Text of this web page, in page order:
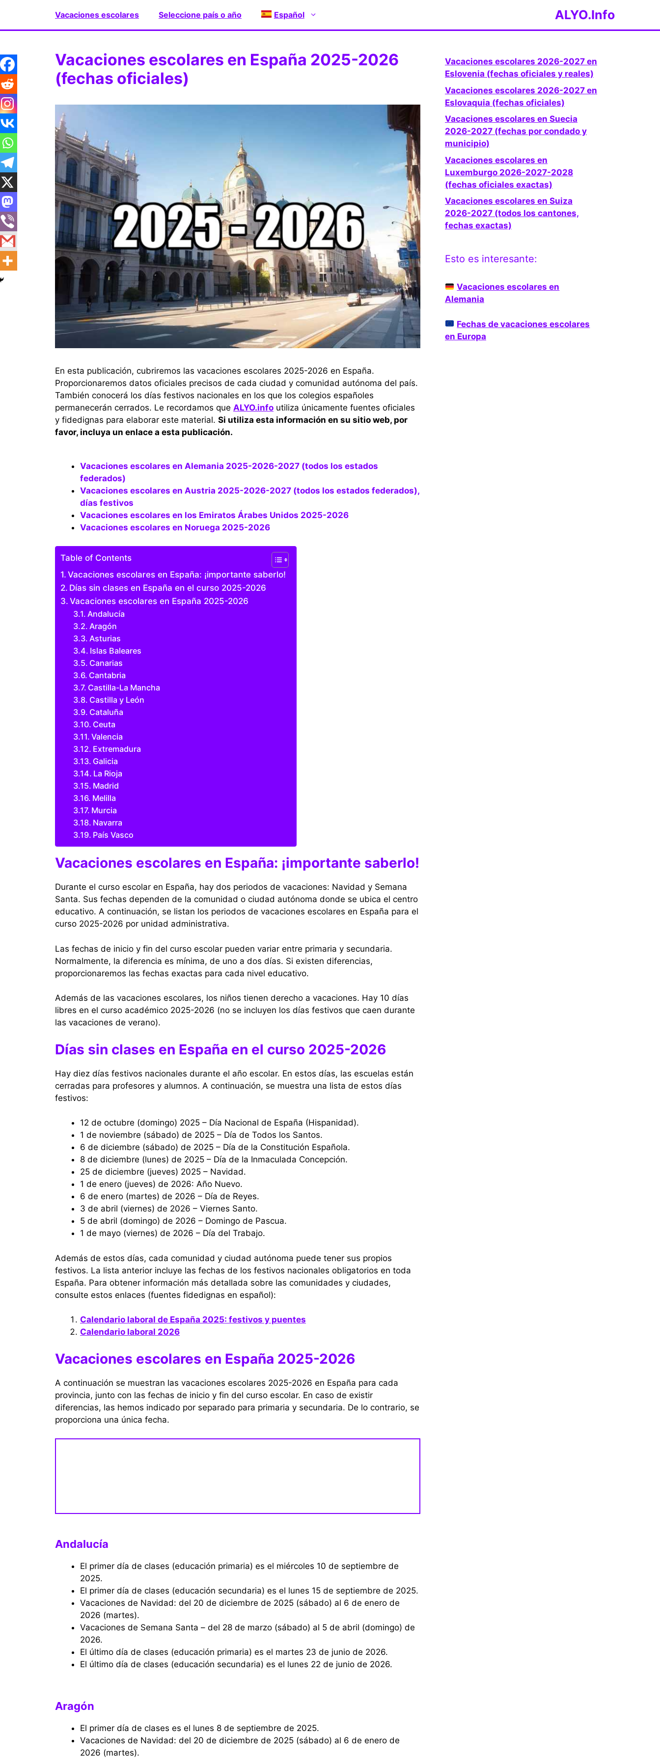
contenido
ALYO.Info
Vacaciones escolares Seleccione país o año Español
Vacaciones escolares en España 2025-2026
(fechas oficiales)
En esta publicación, cubriremos las vacaciones escolares 2025-2026 en España.
Proporcionaremos datos oficiales precisos de cada ciudad y comunidad autónoma del país.
También conocerá los días festivos nacionales en los que los colegios españoles
permanecerán cerrados. Le recordamos que ALYO.info utiliza únicamente fuentes oficiales
y fidedignas para elaborar este material. Si utiliza esta información en su sitio web, por
favor, incluya un enlace a esta publicación.
Vacaciones escolares en Alemania 2025-2026-2027 (todos los estados
federados)
Vacaciones escolares en Austria 2025-2026-2027 (todos los estados federados),
días festivos
Vacaciones escolares en los Emiratos Árabes Unidos 2025-2026
Vacaciones escolares en Noruega 2025-2026
Table of Contents
Vacaciones escolares en España: ¡importante saberlo!
Días sin clases en España en el curso 2025-2026
Vacaciones escolares en España 2025-2026
Andalucía
Aragón
Asturias
Islas Baleares
Canarias
Cantabria
Castilla-La Mancha
Castilla y León
Cataluña
Ceuta
Valencia
Extremadura
Galicia
La Rioja
Madrid
Melilla
Murcia
Navarra
País Vasco
Vacaciones escolares en España: ¡importante saberlo!
Durante el curso escolar en España, hay dos periodos de vacaciones: Navidad y Semana
Santa. Sus fechas dependen de la comunidad o ciudad autónoma donde se ubica el centro
educativo. A continuación, se listan los periodos de vacaciones escolares en España para el
curso 2025-2026 por unidad administrativa.
Las fechas de inicio y fin del curso escolar pueden variar entre primaria y secundaria.
Normalmente, la diferencia es mínima, de uno a dos días. Si existen diferencias,
proporcionaremos las fechas exactas para cada nivel educativo.
Además de las vacaciones escolares, los niños tienen derecho a vacaciones. Hay 10 días
libres en el curso académico 2025-2026 (no se incluyen los días festivos que caen durante
las vacaciones de verano).
Días sin clases en España en el curso 2025-2026
Hay diez días festivos nacionales durante el año escolar. En estos días, las escuelas están
cerradas para profesores y alumnos. A continuación, se muestra una lista de estos días
festivos:
12 de octubre (domingo) 2025 – Día Nacional de España (Hispanidad).
1 de noviembre (sábado) de 2025 – Día de Todos los Santos.
6 de diciembre (sábado) de 2025 – Día de la Constitución Española.
8 de diciembre (lunes) de 2025 – Día de la Inmaculada Concepción.
25 de diciembre (jueves) 2025 – Navidad.
1 de enero (jueves) de 2026: Año Nuevo.
6 de enero (martes) de 2026 – Día de Reyes.
3 de abril (viernes) de 2026 – Viernes Santo.
5 de abril (domingo) de 2026 – Domingo de Pascua.
1 de mayo (viernes) de 2026 – Día del Trabajo.
Además de estos días, cada comunidad y ciudad autónoma puede tener sus propios
festivos. La lista anterior incluye las fechas de los festivos nacionales obligatorios en toda
España. Para obtener información más detallada sobre las comunidades y ciudades,
consulte estos enlaces (fuentes fidedignas en español):
Calendario laboral de España 2025: festivos y puentes
Calendario laboral 2026
Vacaciones escolares en España 2025-2026
A continuación se muestran las vacaciones escolares 2025-2026 en España para cada
provincia, junto con las fechas de inicio y fin del curso escolar. En caso de existir
diferencias, las hemos indicado por separado para primaria y secundaria. De lo contrario, se
proporciona una única fecha.
Andalucía
El primer día de clases (educación primaria) es el miércoles 10 de septiembre de
2025.
El primer día de clases (educación secundaria) es el lunes 15 de septiembre de 2025.
Vacaciones de Navidad: del 20 de diciembre de 2025 (sábado) al 6 de enero de
2026 (martes).
Vacaciones de Semana Santa – del 28 de marzo (sábado) al 5 de abril (domingo) de
2026.
El último día de clases (educación primaria) es el martes 23 de junio de 2026.
El último día de clases (educación secundaria) es el lunes 22 de junio de 2026.
Aragón
El primer día de clases es el lunes 8 de septiembre de 2025.
Vacaciones de Navidad: del 20 de diciembre de 2025 (sábado) al 6 de enero de
2026 (martes).
Vacaciones escolares 2026-2027 en
Eslovenia (fechas oficiales y reales)
Vacaciones escolares 2026-2027 en
Eslovaquia (fechas oficiales)
Vacaciones escolares en Suecia
2026-2027 (fechas por condado y
municipio)
Vacaciones escolares en
Luxemburgo 2026-2027-2028
(fechas oficiales exactas)
Vacaciones escolares en Suiza
2026-2027 (todos los cantones,
fechas exactas)
Esto es interesante:
Vacaciones escolares en
Alemania
Fechas de vacaciones escolares
en Europa